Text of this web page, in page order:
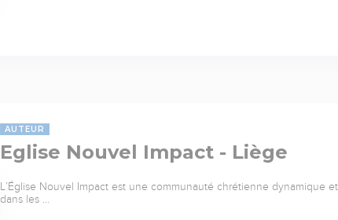
AUTEUR
Eglise Nouvel Impact - Liège
L’Église Nouvel Impact est une communauté chrétienne
dans les …